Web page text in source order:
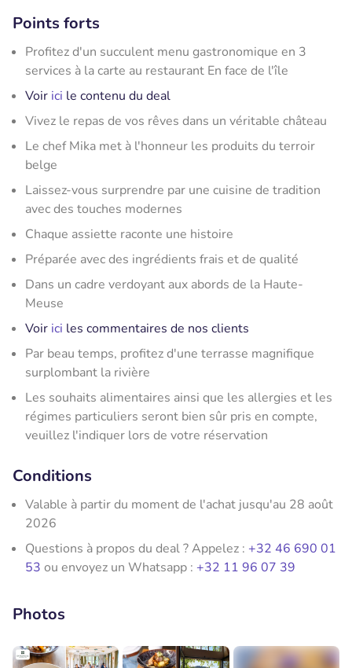
Points forts
Profitez d'un succulent menu gastronomique en 3
services à la carte au restaurant En face de l'île
Voir ici le contenu du deal
Vivez le repas de vos rêves dans un véritable château
Le chef Mika met à l'honneur les produits du terroir
belge
Laissez-vous surprendre par une cuisine de tradition
avec des touches modernes
Chaque assiette raconte une histoire
Préparée avec des ingrédients frais et de qualité
Dans un cadre verdoyant aux abords de la Haute-
Meuse
Voir ici les commentaires de nos clients
Par beau temps, profitez d'une terrasse magnifique
surplombant la rivière
Les souhaits alimentaires ainsi que les allergies et les
régimes particuliers seront bien sûr pris en compte,
veuillez l'indiquer lors de votre réservation
Conditions
Valable à partir du moment de l'achat jusqu'au 28 août
2026
Questions à propos du deal ? Appelez : +32 46 690 01
53 ou envoyez un Whatsapp : +32 11 96 07 39
Photos